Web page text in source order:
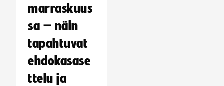
marraskuus
sa – näin
tapahtuvat
ehdokasase
ttelu ja